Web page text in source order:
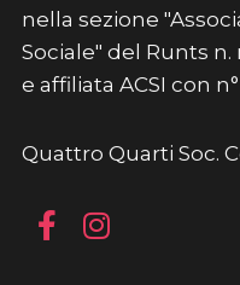
nella sezione
Sociale" del Runts n.
e affiliata ACSI con
Quattro Quarti Soc.